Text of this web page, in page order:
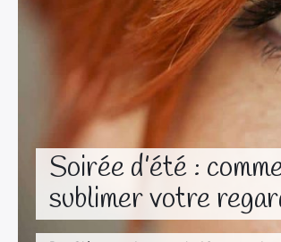
Soirée d’été :
sublimer votre